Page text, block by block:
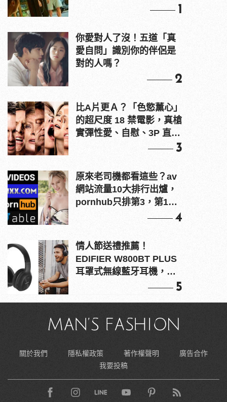
1
你愛對人了沒！五道「真
愛自問」識別你的伴侶是
對的人嗎？
2
比A片更Ａ？「色慾薰心」
的超尺度 18 禁電影，真槍
實彈性愛、自慰、3P 直接
3
原來老司機都看這些？av
網站流量10大排行出爐，
pornhub只排第3，第1名
4
情人節送禮推薦！
EDIFIER W800BT PLUS
耳罩式無線藍牙耳機，在
5
關於我們 隱私權政策 著作權聲明
廣告合作
我要投稿